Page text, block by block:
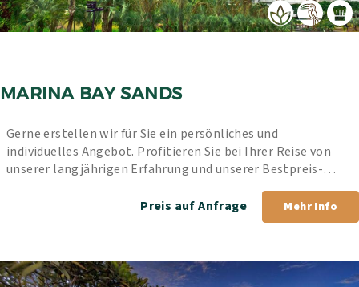
MARINA BAY SANDS
Gerne erstellen wir für Sie ein persönliches und
individuelles Angebot. Profitieren Sie bei Ihrer Reise von
unserer langjährigen Erfahrung und unserer Bestpreis-
Preis auf Anfrage
Mehr Info